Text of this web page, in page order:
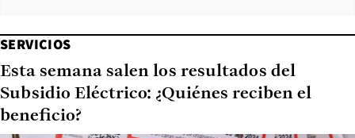
SERVICIOS
Esta semana salen los resultados del
Subsidio Eléctrico: ¿Quiénes reciben el
beneficio?